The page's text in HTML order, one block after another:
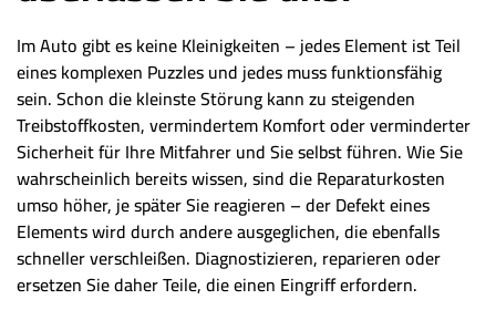
Im Auto gibt es keine Kleinigkeiten – jedes Element ist Teil
eines komplexen Puzzles und jedes muss funktionsfähig
sein. Schon die kleinste Störung kann zu steigenden
Treibstoffkosten, vermindertem Komfort oder verminderter
Sicherheit für Ihre Mitfahrer und Sie selbst führen. Wie Sie
wahrscheinlich bereits wissen, sind die Reparaturkosten
umso höher, je später Sie reagieren – der Defekt eines
Elements wird durch andere ausgeglichen, die ebenfalls
schneller verschleißen. Diagnostizieren, reparieren oder
ersetzen Sie daher Teile, die einen Eingriff erfordern.